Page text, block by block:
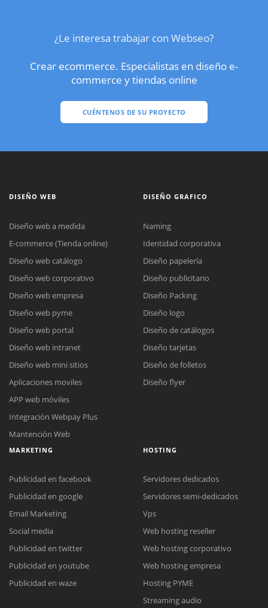
¿Le interesa trabajar con Webseo?
Crear ecommerce. Especialistas en diseño e-
commerce y tiendas online
CUÉNTENOS DE SU PROYECTO
Reunión online
Meet para la reunión online.
Cotización
Chat Online
Todos nuestros ejecutivos están fuera de línea. Complete el formulario
DISEÑO WEB
Diseño web a medida
E-commerce (Tienda online)
Diseño web catálogo
Diseño web corporativo
Diseño web empresa
Diseño web pyme
Diseño web portal
Diseño web intranet
Diseño web mini sitios
Aplicaciones moviles
APP web móviles
Integración Webpay Plus
Mantención Web
DISEÑO GRAFICO
Naming
Identidad corporativa
Diseño papelería
Diseño publicitario
Diseño Packing
Diseño logo
Diseño de catálogos
Diseño tarjetas
Diseño de folletos
Diseño flyer
MARKETING
Publicidad en facebook
Publicidad en google
Email Marketing
Social media
Publicidad en twitter
Publicidad en youtube
Publicidad en waze
HOSTING
Servidores dedicados
Servidores semi-dedicados
Vps
Web hosting reseller
Web hosting corporativo
Web hosting empresa
Hosting PYME
Streaming audio